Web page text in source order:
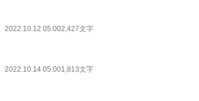
2022.10.12 05:002,427文字
2022.10.14 05:001,813文字